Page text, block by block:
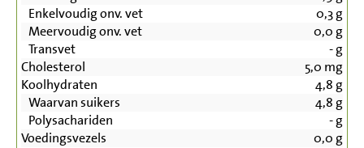
Enkelvoudig onv. vet
0,3g
Meervoudig onv. vet
0,0 g
Transvet
-g
Cholesterol
5,0 mg
Koolhydraten
4,8 g
Waarvan suikers
4,8 g
Polysachariden
-g
Voedingsvezels
0,0 g